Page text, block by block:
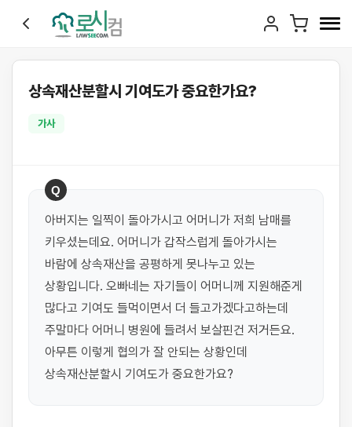
상속재산분할시 기여도가 중요한가요?
가사
Q
아버지는 일찍이 돌아가시고 어머니가 저희 남매를
키우셨는데요. 어머니가 갑작스럽게 돌아가시는
바람에 상속재산을 공평하게 못나누고 있는
상황입니다. 오빠네는 자기들이 어머니께 지원해준게
많다고 기여도 들먹이면서 더 들고가겠다고하는데
주말마다 어머니 병원에 들려서 보살핀건 저거든요.
아무튼 이렇게 협의가 잘 안되는 상황인데
상속재산분할시 기여도가 중요한가요?